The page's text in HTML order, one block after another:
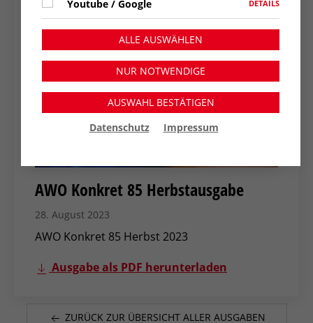
AWO Konkret 85 Herbstausgabe
28. August 2023
AWO Konkret 85 Herbst 2023
Ausgabe als PDF herunterladen
ZURÜCK ZUR ÜBERSICHT ALLER AUSGABEN
Youtube / Google DETAILS
ALLE AUSWÄHLEN
NUR NOTWENDIGE
AUSWAHL BESTÄTIGEN
Datenschutz
Impressum